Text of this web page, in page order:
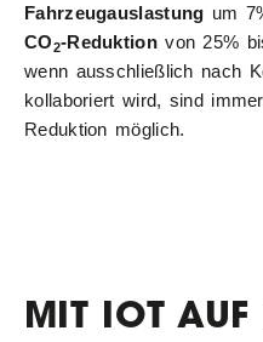
Fahrzeugauslastung um
CO2-Reduktionvon 25%
wenn ausschließlich nach
kollaboriert wird, sind
Reduktion möglich.
MIT IOT AUF